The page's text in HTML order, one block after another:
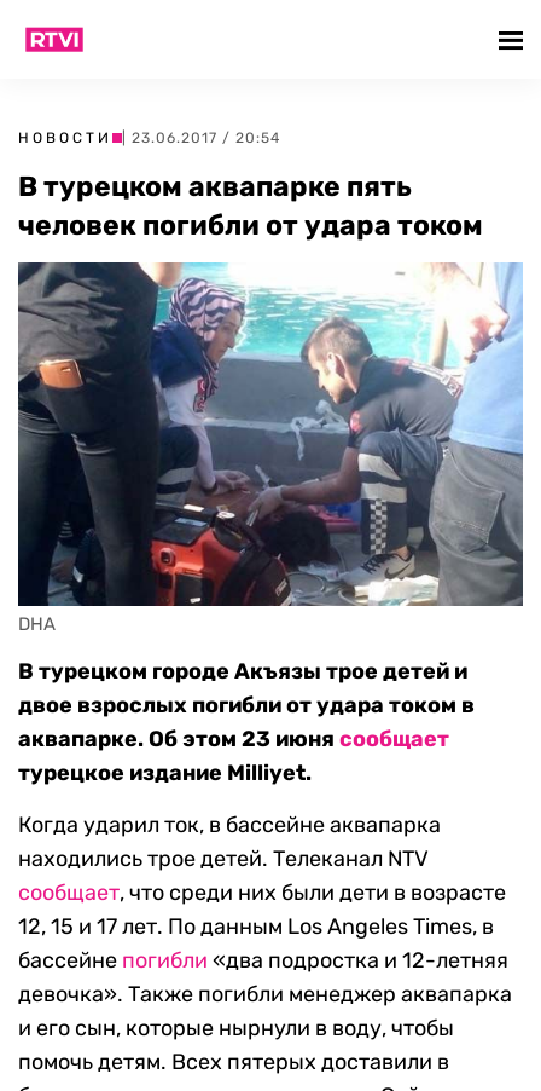
НОВОСТИ | 23.06.2017 / 20:54
В турецком аквапарке пять
человек погибли от удара током
DHA
В турецком городе Акъязы трое детей и
двое взрослых погибли от удара током в
аквапарке. Об этом 23 июня сообщает
турецкое издание Milliyet.
Когда ударил ток, в бассейне аквапарка
находились трое детей. Телеканал NTV
сообщает, что среди них были дети в возрасте
12, 15 и 17 лет. По данным Los Angeles Times, в
бассейне погибли «два подростка и 12-летняя
девочка». Также погибли менеджер аквапарка
и его сын, которые нырнули в воду, чтобы
помочь детям. Всех пятерых доставили в